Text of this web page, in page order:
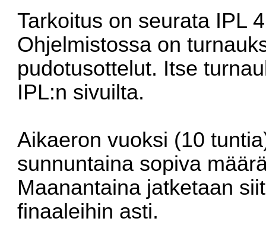
Tarkoitus on seurata IPL
Ohjelmistossa on
pudotusottelut. Itse
IPL:n sivuilta.
Aikaeron vuoksi (10
sunnuntaina sopiva
Maanantaina jatketaan
finaaleihin asti.